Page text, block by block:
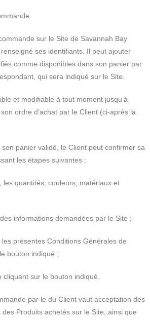
sur le Site de Savannah Bay
ses identifiants. Il peut ajouter
comme disponibles dans son panier par
qui sera indiqué sur le Site.
et modifiable à tout moment jusqu’à
ordre d’achat par le Client (ci-après la
panier validé, le Client peut confirmer sa
les étapes suivantes :
les quantités, couleurs, matériaux et
informations demandées par le Site ;
présentes Conditions Générales de
bouton indiqué ;
sur le bouton indiqué.
par le du Client vaut acceptation des
Produits achetés sur le Site, ainsi que